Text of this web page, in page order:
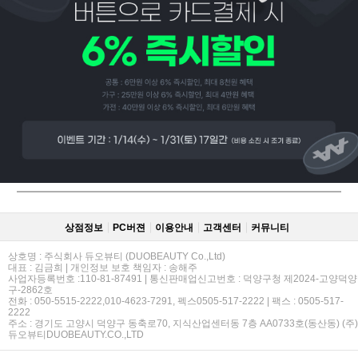
PAYCO 바로
상점정보 PC버젼 이용안내 고객센터 커뮤니티
상호명 : 주식회사 듀오뷰티 (DUOBEAUTY Co.,Ltd)
대표 : 김금희 | 개인정보 보호 책임자 : 송해주
사업자등록번호 :110-81-87491 | 통신판매업신고번호 : 덕양구청 제2024-고양덕양
구-2862호
전화 : 050-5515-2222,010-4623-7291, 펙스0505-517-2222 | 팩스 : 0505-517-
2222
주소 : 경기도 고양시 덕양구 동축로70, 지식산업센터동 7층 AA0733호(동산동) (주)
듀오뷰티DUOBEAUTY.CO.,LTD